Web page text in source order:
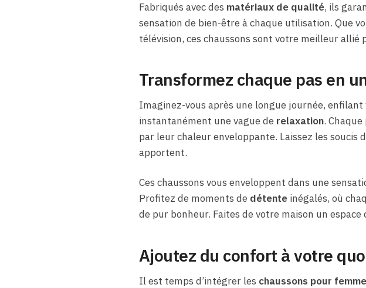
Fabriqués avec des matériaux de qualité, ils
sensation de bien-être à chaque utilisation. Que
télévision, ces chaussons sont votre meilleur
Transformez chaque pas en
Imaginez-vous après une longue journée, enfilant
instantanément une vague de relaxation.
par leur chaleur enveloppante. Laissez les soucis
apportent.
Ces chaussons vous enveloppent dans une
Profitez de moments de détenteinégalés, où
de pur bonheur. Faites de votre maison un
Ajoutez du confort à votre
Il est temps d’intégrer les chaussons pour